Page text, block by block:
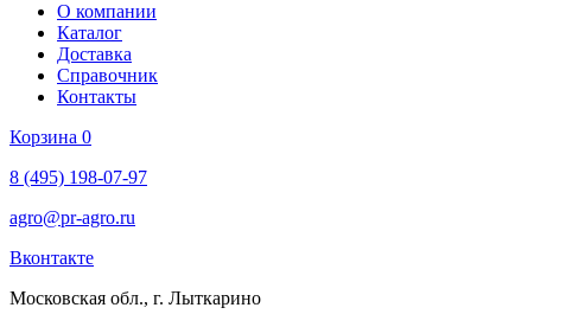
О компании
Каталог
Доставка
Справочник
Контакты
Корзина 0
8 (495) 198-07-97
agro@pr-agro.ru
Вконтакте
Московская обл., г. Лыткарино